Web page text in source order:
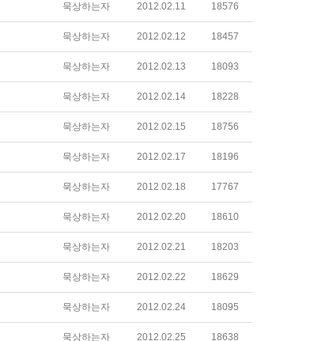
묵상하는자 2012.02.11 18576
묵상하는자 2012.02.12 18457
묵상하는자 2012.02.13 18093
묵상하는자 2012.02.14 18228
묵상하는자 2012.02.15 18756
묵상하는자 2012.02.17 18196
묵상하는자 2012.02.18 17767
묵상하는자 2012.02.20 18610
묵상하는자 2012.02.21 18203
묵상하는자 2012.02.22 18629
묵상하는자 2012.02.24 18095
묵상하는자 2012.02.25 18638